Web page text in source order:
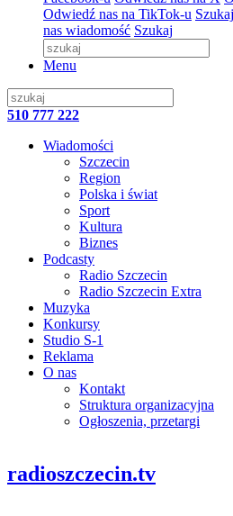
Odwiedź nas na TikTok-u
nas wiadomość Szukaj
Menu
510 777 222
Wiadomości
Szczecin
Region
Polska i świat
Sport
Kultura
Biznes
Podcasty
Radio Szczecin
Radio Szczecin Extra
Muzyka
Konkursy
Studio S-1
Reklama
O nas
Kontakt
Struktura organizacyjna
Ogłoszenia, przetargi
radioszczecin.tv